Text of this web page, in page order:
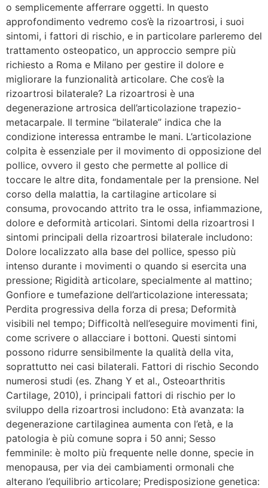
o semplicemente afferrare oggetti. In questo
approfondimento vedremo cos’è la rizoartrosi, i suoi
sintomi, i fattori di rischio, e in particolare parleremo del
trattamento osteopatico, un approccio sempre più
richiesto a Roma e Milano per gestire il dolore e
migliorare la funzionalità articolare. Che cos’è la
rizoartrosi bilaterale? La rizoartrosi è una
degenerazione artrosica dell’articolazione trapezio-
metacarpale. Il termine “bilaterale” indica che la
condizione interessa entrambe le mani. L’articolazione
colpita è essenziale per il movimento di opposizione del
pollice, ovvero il gesto che permette al pollice di
toccare le altre dita, fondamentale per la prensione. Nel
corso della malattia, la cartilagine articolare si
consuma, provocando attrito tra le ossa, infiammazione,
dolore e deformità articolari. Sintomi della rizoartrosi I
sintomi principali della rizoartrosi bilaterale includono:
Dolore localizzato alla base del pollice, spesso più
intenso durante i movimenti o quando si esercita una
pressione; Rigidità articolare, specialmente al mattino;
Gonfiore e tumefazione dell’articolazione interessata;
Perdita progressiva della forza di presa; Deformità
visibili nel tempo; Difficoltà nell’eseguire movimenti fini,
come scrivere o allacciare i bottoni. Questi sintomi
possono ridurre sensibilmente la qualità della vita,
soprattutto nei casi bilaterali. Fattori di rischio Secondo
numerosi studi (es. Zhang Y et al., Osteoarthritis
Cartilage, 2010), i principali fattori di rischio per lo
sviluppo della rizoartrosi includono: Età avanzata: la
degenerazione cartilaginea aumenta con l’età, e la
patologia è più comune sopra i 50 anni; Sesso
femminile: è molto più frequente nelle donne, specie in
menopausa, per via dei cambiamenti ormonali che
alterano l’equilibrio articolare; Predisposizione genetica: